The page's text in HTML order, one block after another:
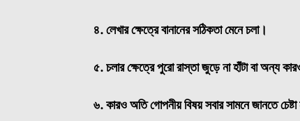
৪. লেখার ক্ষেত্রে বানানের সঠিকতা মেনে চলা।
৫. চলার ক্ষেত্রে পুরো রাস্তা জুড়ে না হাঁটা বা অন্য
৬. কারও অতি গোপনীয় বিষয় সবার সামনে জানতে চেষ্টা